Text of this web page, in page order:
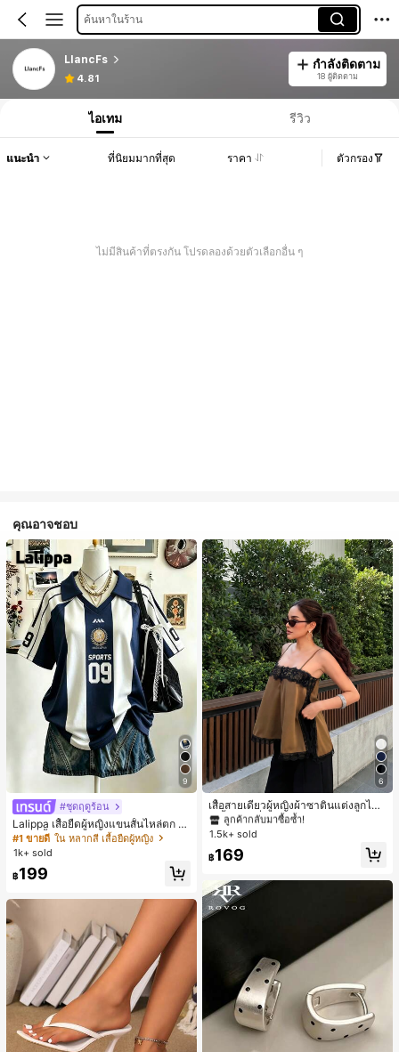
ค้นหาในร้าน
LIancFs
4.81
กำลังติดตาม
18 ผู้ติดตาม
ไอเทม รีวิว
แนะนำ ที่นิยมมากที่สุด ราคา ตัวกรอง
ไม่มีสินค้าที่ตรงกัน โปรดลองด้วยตัวเลือกอื่น ๆ
คุณอาจชอบ
9
#ชุดฤดูร้อน
Lalippa เสื้อยืดผู้หญิงแขนสั้นไหล่ตก ค
อวีปกเสื้อ ลายพิมพ์ดิจิทัลลายทาง สไตล์
สปอร์ตแฟชั่นมินิมอล ของขวัญสำหรับเ
พื่อน
#1 ขายดี ใน หลากสี เสื้อยืดผู้หญิง
1k+ sold
฿199
6
เสื้อสายเดี่ยวผู้หญิงผ้าซาตินแต่งลูกไม้
- เสื้อสายเดี่ยวฤดูร้อนสีคากีมีรอยผ่าด้า
นข้างที่น่าดึงดูดแบบสบายๆ
#1 ขายดี
ใน สีกากี เสื้อสตรี เสื้อเบลาส์ & Tee
ลูกค้ากลับมาซื้อซ้ำ!
#1 ขายดี
ใน สีกากี เสื้อสตรี เสื้อเบลาส์ & Tee
ลูกค้ากลับมาซื้อซ้ำ!
#1 ขายดี
ใน สีกากี เสื้อสตรี เสื้อเบลาส์ & Tee
ลูกค้ากลับมาซื้อซ้ำ!
#1 ขายดี
ลูกค้ากลับมาซื้อซ้ำ!
1.5k+ sold
฿169